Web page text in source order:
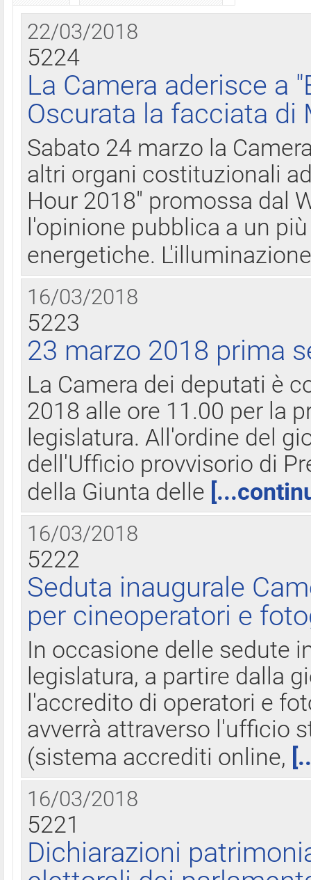
22/03/2018
5224
La Camera aderisce a
Oscurata la facciata di
Sabato 24 marzo la
altri organi costituzionali
Hour 2018" promossa dal
l'opinione pubblica a un
energetiche.
16/03/2018
5223
23 marzo 2018 prima
La Camera dei deputati è
2018 alle ore 11.00 per la
legislatura. All'ordine del
dell'Ufficio provvisorio di
della Giunta delle
16/03/2018
5222
Seduta inaugurale
per cineoperatori e
In occasione delle sedute
legislatura, a partire dalla
l'accredito di operatori e
avverrà attraverso l'ufficio
(sistema accrediti online,
16/03/2018
5221
Dichiarazioni